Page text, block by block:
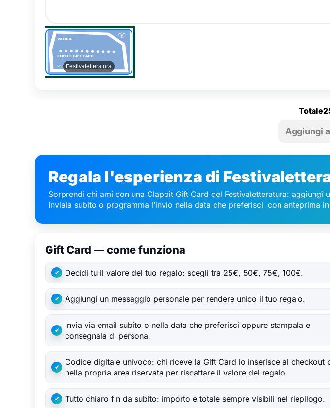
Festivaletteratura
Totale
Regala l'esperienza di
Sorprendi chi ami con una Clappit Gift Card del Festivaletteratura: aggiungi
Inviala subito o programma l’invio nella data che preferisci, con anteprima
Gift Card — come funziona
Decidi tu il valore del tuo regalo: scegli tra 25€, 50€, 75€, 100€.
Aggiungi un messaggio personale per rendere unico il tuo regalo.
Invia via email subito o nella data che preferisci oppure stampala e
consegnala di persona.
Codice digitale univoco: chi riceve la Gift Card lo inserisce al checkout
nella propria area riservata per riscattare il valore del regalo.
Tutto chiaro fin da subito: importo e totale sempre visibili nel riepilogo.